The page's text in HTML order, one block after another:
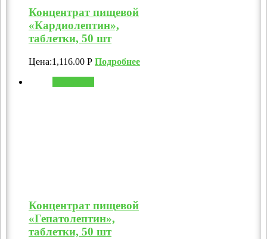
Концентрат пищевой
«Кардиолептин»,
таблетки, 50 шт
Цена:1,116.00 Р Подробнее
Концентрат пищевой
«Гепатолептин»,
таблетки, 50 шт